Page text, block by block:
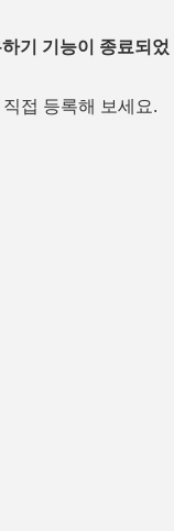
기 기능이 종료되었
접 등록해 보세요.